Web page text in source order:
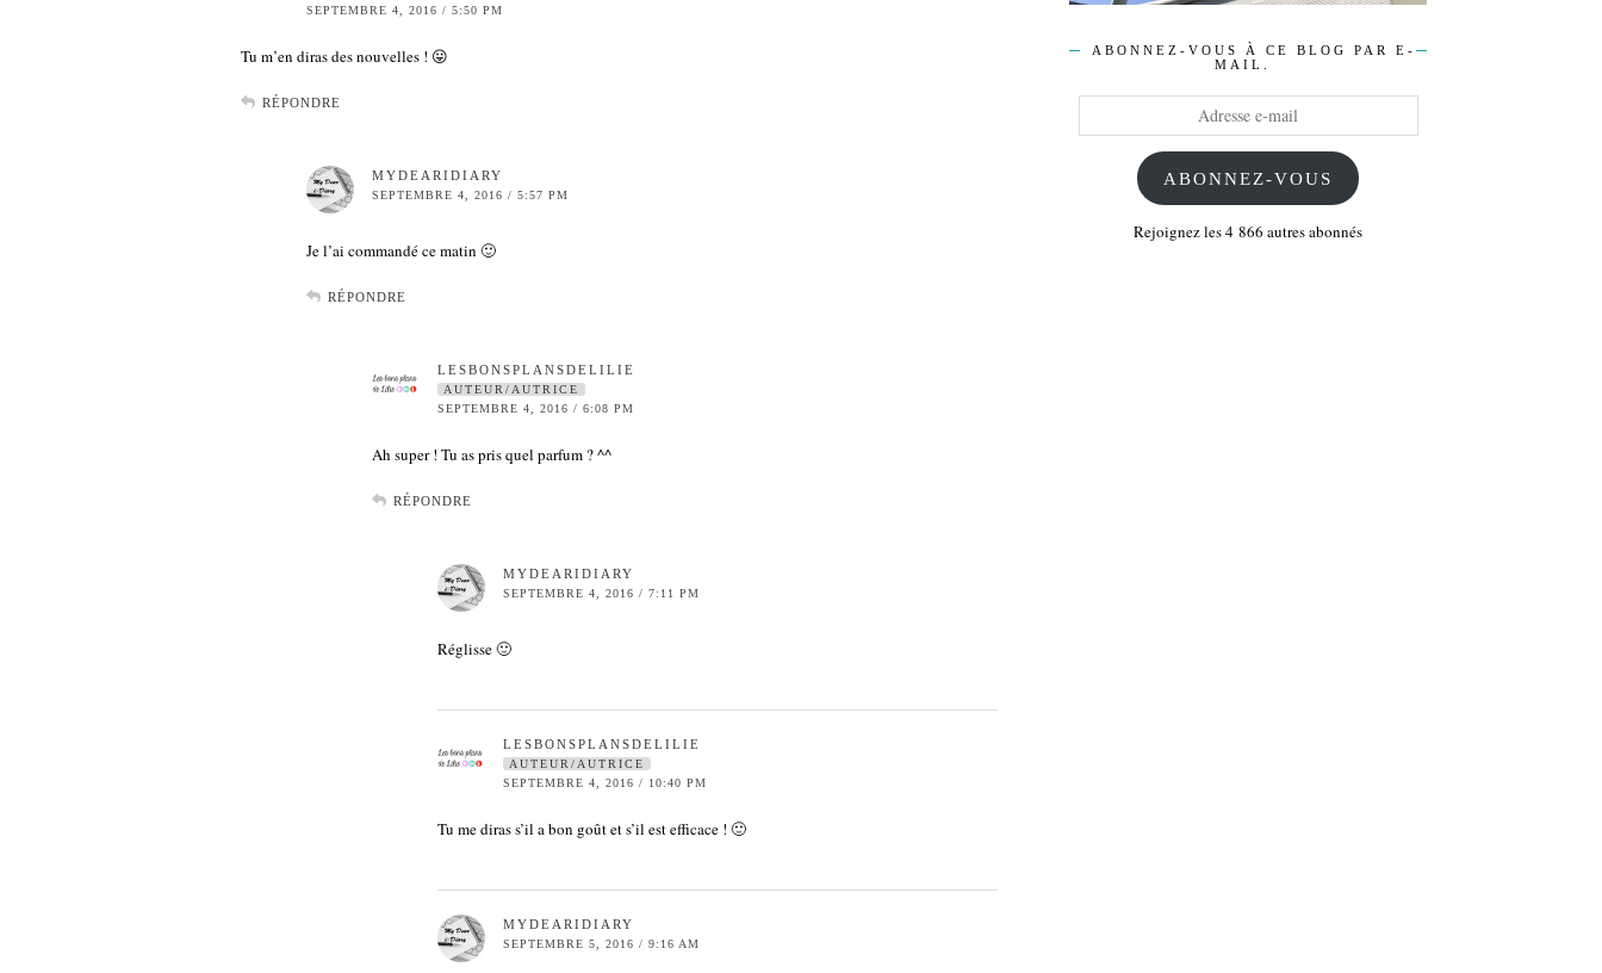
SEPTEMBRE 4, 2016 / 5:50 PM
Tu m’en diras des nouvelles ! 😛
RÉPONDRE
MYDEARIDIARY
SEPTEMBRE 4, 2016 / 5:57 PM
Je l’ai commandé ce matin 🙂
RÉPONDRE
LESBONSPLANSDELILIE
AUTEUR/AUTRICE
SEPTEMBRE 4, 2016 / 6:08 PM
Ah super ! Tu as pris quel parfum ? ^^
RÉPONDRE
MYDEARIDIARY
SEPTEMBRE 4, 2016 / 7:11 PM
Réglisse 🙂
LESBONSPLANSDELILIE
AUTEUR/AUTRICE
SEPTEMBRE 4, 2016 / 10:40 PM
Tu me diras s’il a bon goût et s’il est efficace ! 🙂
MYDEARIDIARY
SEPTEMBRE 5, 2016 / 9:16 AM
ABONNEZ-VOUS À CE BLOG PAR E-
MAIL.
ABONNEZ-VOUS
Rejoignez les 4 866 autres abonnés